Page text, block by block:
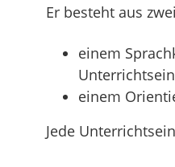
Er besteht aus
einem
einem
Jede